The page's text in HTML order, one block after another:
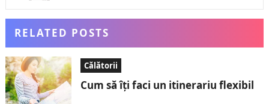
RELATED POSTS
Călătorii
Cum să îți faci un itinerariu flexibil